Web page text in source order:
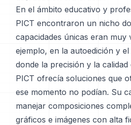
En el ámbito educativo y
PICT encontraron un nicho
capacidades únicas eran muy
ejemplo, en la autoedición y
donde la precisión y la
PICT ofrecía soluciones que
ese momento no podían. Su
manejar composiciones
gráficos e imágenes con alta